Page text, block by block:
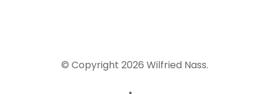
© Copyright 2026 Wilfried Nass.